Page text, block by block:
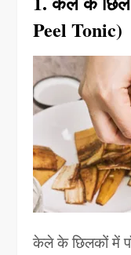
Peel Tonic)
केले के छिलकों में